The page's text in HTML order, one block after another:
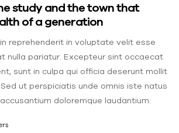
study and the town that
of a generation
reprehenderit in voluptate velit esse
nulla pariatur. Excepteur sint occaecat
sunt in culpa qui officia deserunt mollit
ut perspiciatis unde omnis iste natus
doloremque laudantium.